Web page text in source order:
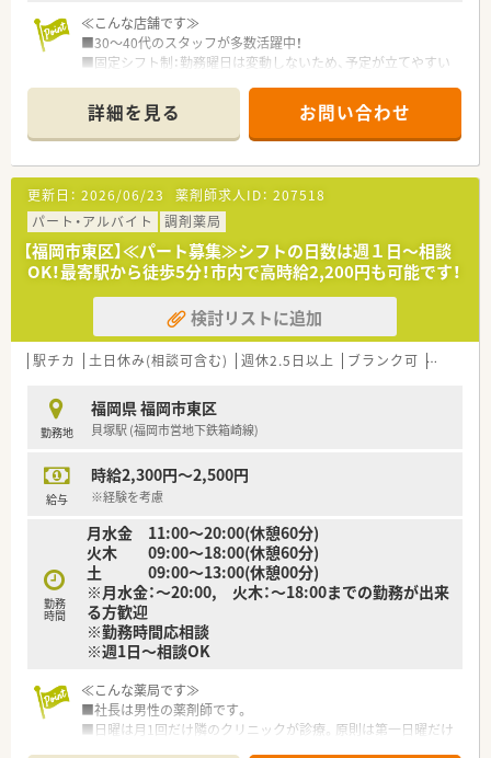
≪こんな店舗です≫
■30〜40代のスタッフが多数活躍中！
■固定シフト制：勤務曜日は変動しないため、予定が立てやすい
■週3日勤務：木曜・金曜は必須＋あと1日はご希望の曜日を選べ
ます。
■業務内容：
月・木→外来対応が中心
金→透析対応が中心（難しい業務ではないのでご安心ください）
■金曜の退勤時間：薬歴記入などの進捗により14時〜15時頃に
なる場合があります（業務効率次第で早めの退勤も可能です）。
≪こんな会社です≫
■福岡市内に2店舗の薬局を展開しています。
■薬剤師のスキルアップにも積極的でe‐ラニング（会社負担）を
導入しています。
■メーカーの勉強会も最低月2回行っています。
詳細を見る お問い合わせ
更新日： 2026/06/23 薬剤師求人ID： 207518
パート・アルバイト
調剤薬局
【福岡市東区】≪パート募集≫シフトの日数は週１日～相談
OK！最寄駅から徒歩5分！市内で高時給2,200円も可能です！
検討リストに追加
駅チカ 土日休み(相談可含む) 週休2.5日以上 ブランク可 Ｗワー
勤務地
福岡県 福岡市東区
貝塚駅 (福岡市営地下鉄箱崎線)
給与
時給2,300円～2,500円
※経験を考慮
勤務
時間
月水金 11:00～20:00(休憩60分)
火木 09:00～18:00(休憩60分)
土 09:00～13:00(休憩00分)
※月水金：～20:00, 火木：～18:00までの勤務が出来
る方歓迎
※勤務時間応相談
※週1日～相談OK
≪こんな薬局です≫
■社長は男性の薬剤師です。
■日曜は月1回だけ隣のクリニックが診療。原則は第一日曜だけ